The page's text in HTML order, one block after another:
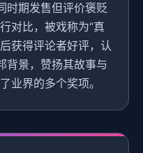
时期发售但评价褒贬
对比，被戏称为“真
获得评论者好评，认
背景，赞扬其故事与
业界的多个奖项。